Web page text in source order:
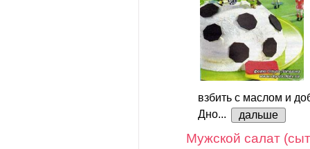
взбить с маслом и
Дно...
дальше
Мужской салат